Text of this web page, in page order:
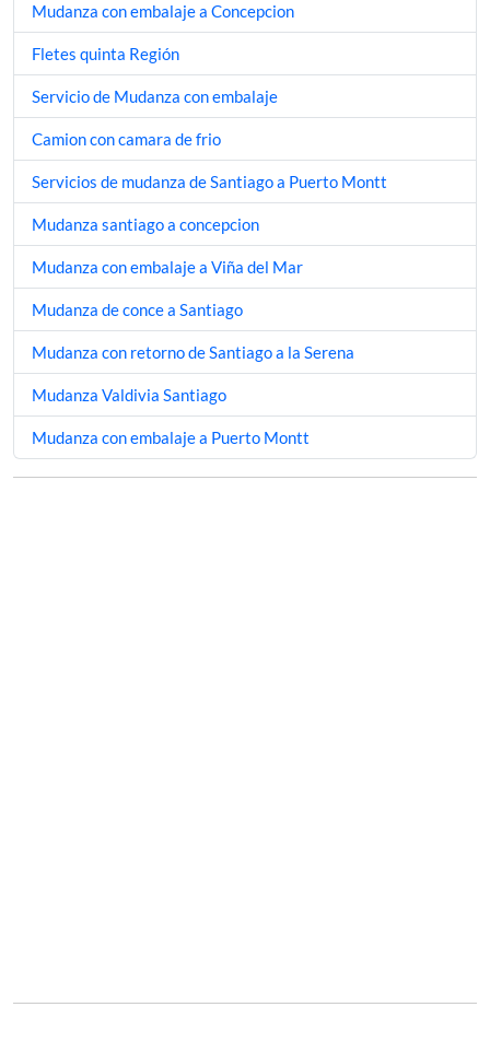
Mudanza con embalaje a Concepcion
Fletes quinta Región
Servicio de Mudanza con embalaje
Camion con camara de frio
Servicios de mudanza de Santiago a Puerto Montt
Mudanza santiago a concepcion
Mudanza con embalaje a Viña del Mar
Mudanza de conce a Santiago
Mudanza con retorno de Santiago a la Serena
Mudanza Valdivia Santiago
Mudanza con embalaje a Puerto Montt